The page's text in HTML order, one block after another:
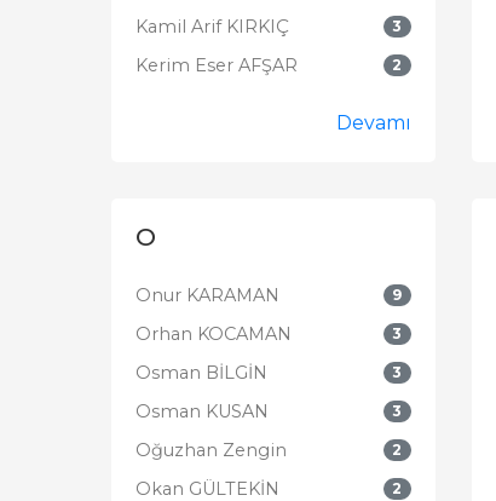
Kamil Arif KIRKIÇ 3
Kerim Eser AFŞAR 2
Devamı
O
Onur KARAMAN 9
Orhan KOCAMAN 3
Osman BİLGİN 3
Osman KUSAN 3
Oğuzhan Zengin 2
Okan GÜLTEKİN 2